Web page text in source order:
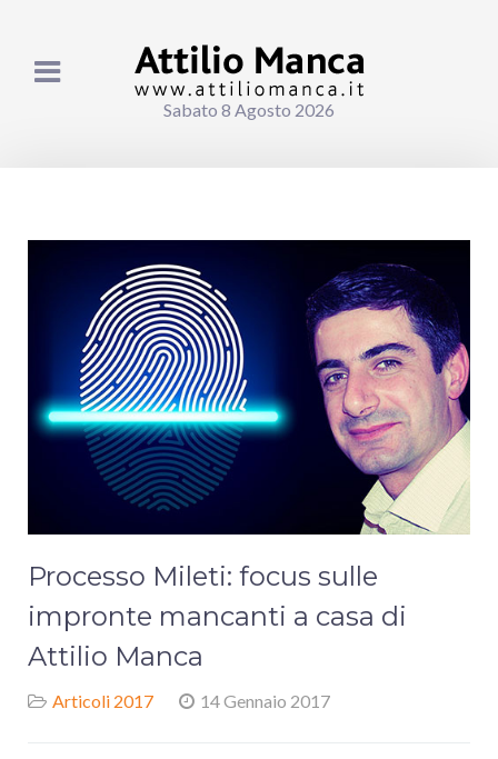
Sabato 8 Agosto 2026
Processo Mileti: focus sulle
impronte mancanti a casa di
Attilio Manca
Articoli 2017 14 Gennaio 2017